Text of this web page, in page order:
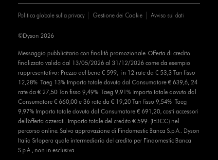
Politica globale sulla privacy Gestione dei Cookie Avviso sui dati
Messaggio pubblicitario con finalità promozionale. Offerta di credito
finalizzato valida dal 13/05/2026 al 31/12/2026 come da esempio
rappresentativo: Prezzo del bene € 599, in 12 rate da € 53,3 Tan fisso
12,28% Taeg 13% Importo totale dovuto dal Consumatore € 639,6, 24
rate da € 27,50 Tan fisso 9,49% Taeg 9,91% Importo totale dovuto dal
Consumatore € 660,00 e 36 rate da € 19,20 Tan fisso 9,54% Taeg
9,97% Importo totale dovuto dal Consumatore € 691,20, costi accessori
dell’offerta azzerati. Importo totale del credito € 599. (IEBCC) nel
percorso online. Salvo approvazione di Findomestic Banca S.p.A.. Dyson
Italia Srlopera quale intermediario del credito per Findomestic Banca
S.p.A., non in esclusiva.
©Dyson 2026